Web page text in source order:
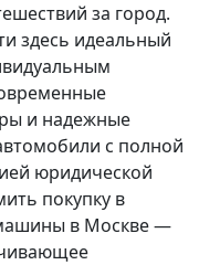
за город.
здесь идеальный
и надежные
с полной
юридической
покупку в
машины в Москве —